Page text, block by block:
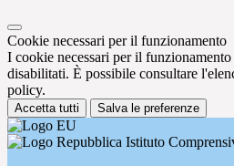
Cookie necessari per il funzionamento
I cookie necessari per il funzionamento
disabilitati. È possibile consultare
policy.
Accetta tutti Salva le preferenze
Istituto